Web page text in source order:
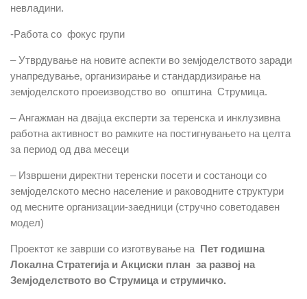
невладини.
-Работа со фокус групи
– Утврдување на новите аспекти во земјоделството заради
унапредување, организирање и стандардизирање на
земјоделското проеизводство во општина Струмица.
– Ангажман на двајца експерти за теренска и инклузивна
работна активност во рамките на постигнувањето на целта
за период од два месеци
– Извршени директни теренски посети и состаноци со
земјоделското месно население и раководните структури
од месните организации-заедници (стручно советодавен
модел)
Проектот ке заврши со изготвување на Пет годишна
Локална Стратегија и Акциски план за развој на
Земјоделството во Струмица и струмичко.